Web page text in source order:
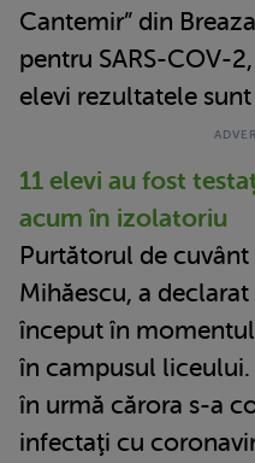
Cantemir” din
pentru SARS-COV-
elevi rezultatele
11 elevi au fost
acum în izolatoriu
Purtătorul de
Mihăescu, a
început în
în campusul liceului.
în urmă cărora s-a
infectaţi cu